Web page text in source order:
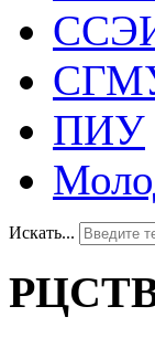
ПИУ
Искать...